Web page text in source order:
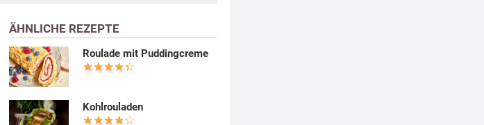
ÄHNLICHE REZEPTE
Roulade mit Puddingcreme
Kohlrouladen